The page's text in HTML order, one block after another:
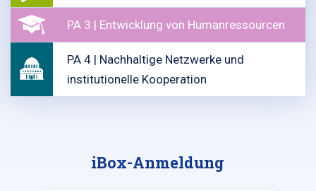
PA 3 | Entwicklung von Humanressourcen
PA 4 | Nachhaltige Netzwerke und
institutionelle Kooperation
iBox-Anmeldung